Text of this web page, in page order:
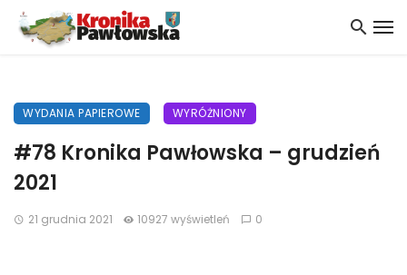
WYDANIA PAPIEROWE WYRÓŻNIONY
#78 Kronika Pawłowska – grudzień
2021
21 grudnia 2021 10927 wyświetleń 0